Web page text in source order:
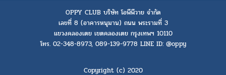
OPPY CLUB บริษัท โอพีพีวาย จำกัด
เลขที่ 8 (อาคารหนุมาน) ถนน พระรามที่ 3
แขวงคลองเตย เขตคลองเตย กรุงเทพฯ 10110
โทร. 02-348-8973, 089-139-9778 LINE ID: @oppy
Copyright (c) 2020